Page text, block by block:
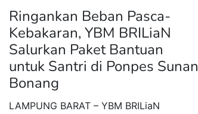
Ringankan Beban Pasca-
Kebakaran, YBM BRILiaN
Salurkan Paket Bantuan
untuk Santri di Ponpes Sunan
Bonang
LAMPUNG BARAT – YBM BRILiaN